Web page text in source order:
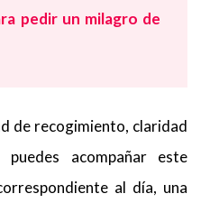
pedir un milagro de
de recogimiento, claridad
acompañar este
al día, una